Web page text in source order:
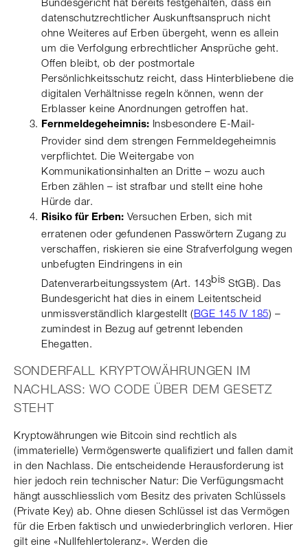
datenschutzrechtlicher Auskunftsanspruch nicht
ohne Weiteres auf Erben übergeht, wenn es allein
um die Verfolgung erbrechtlicher Ansprüche geht.
Offen bleibt, ob der postmortale
Persönlichkeitsschutz reicht, dass Hinterbliebene die
digitalen Verhältnisse regeln können, wenn der
Erblasser keine Anordnungen getroffen hat.
Fernmeldegeheimnis: Insbesondere E-Mail-
Provider sind dem strengen Fernmeldegeheimnis
verpflichtet. Die Weitergabe von
Kommunikationsinhalten an Dritte – wozu auch
Erben zählen – ist strafbar und stellt eine hohe
Hürde dar.
Risiko für Erben: Versuchen Erben, sich mit
erratenen oder gefundenen Passwörtern Zugang zu
verschaffen, riskieren sie eine Strafverfolgung wegen
unbefugten Eindringens in ein
Datenverarbeitungssystem (Art. 143bis StGB). Das
Bundesgericht hat dies in einem Leitentscheid
unmissverständlich klargestellt (BGE 145 IV 185) –
zumindest in Bezug auf getrennt lebenden
Ehegatten.
SONDERFALL KRYPTOWÄHRUNGEN IM
NACHLASS: WO CODE ÜBER DEM GESETZ
STEHT
Kryptowährungen wie Bitcoin sind rechtlich als
(immaterielle) Vermögenswerte qualifiziert und fallen damit
in den Nachlass. Die entscheidende Herausforderung ist
hier jedoch rein technischer Natur: Die Verfügungsmacht
hängt ausschliesslich vom Besitz des privaten Schlüssels
(Private Key) ab. Ohne diesen Schlüssel ist das Vermögen
für die Erben faktisch und unwiederbringlich verloren. Hier
gilt eine «Nullfehlertoleranz». Werden die